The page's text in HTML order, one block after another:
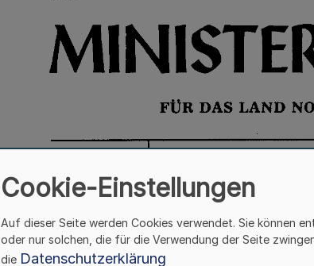
Cookie-Einstellungen
Auf dieser Seite werden Cookies verwendet. Sie können
oder nur solchen, die für die Verwendung der Seite
die Datenschutzerklärung